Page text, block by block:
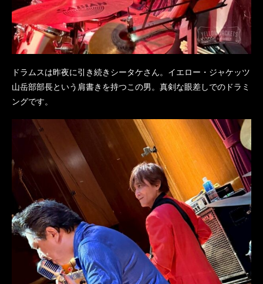
ドラムスは昨夜に引き続きシータケさん。イエロー・ジャケッツ
山岳部部長という肩書きを持つこの男。真剣な眼差しでのドラミ
ングです。